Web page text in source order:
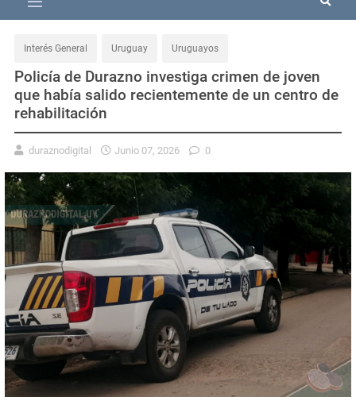
Interés General Uruguay Uruguayos
Policía de Durazno investiga crimen de joven
que había salido recientemente de un centro de
rehabilitación
duraznodigital Junio 07, 2026 0